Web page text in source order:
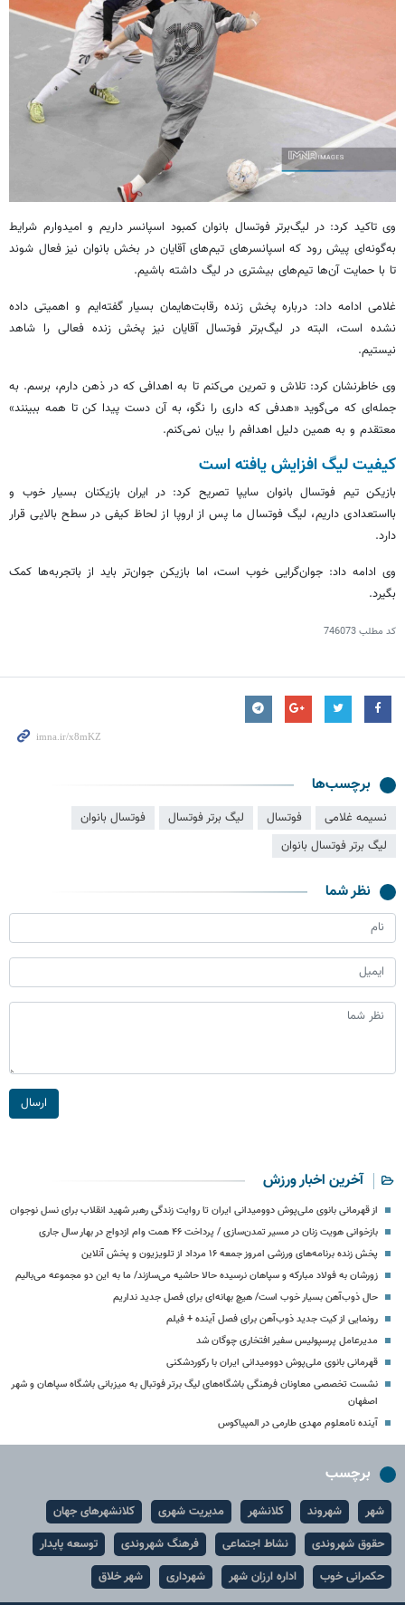
وی تاکید کرد: در لیگ‌برتر فوتسال بانوان کمبود اسپانسر داریم و امیدوارم شرایط
به‌گونه‌ای پیش رود که اسپانسرهای تیم‌های آقایان در بخش بانوان نیز فعال شوند
تا با حمایت آن‌ها تیم‌های بیشتری در لیگ داشته باشیم.
غلامی ادامه داد: درباره پخش زنده رقابت‌هایمان بسیار گفته‌ایم و اهمیتی داده
نشده است، البته در لیگ‌برتر فوتسال آقایان نیز پخش زنده فعالی را شاهد
نیستیم.
وی خاطرنشان کرد: تلاش و تمرین می‌کنم تا به اهدافی که در ذهن دارم، برسم. به
جمله‌ای که می‌گوید «هدفی که داری را نگو، به آن دست پیدا کن تا همه ببینند»
معتقدم و به همین دلیل اهدافم را بیان نمی‌کنم.
کیفیت لیگ افزایش یافته است
بازیکن تیم فوتسال بانوان سایپا تصریح کرد: در ایران بازیکنان بسیار خوب و
بااستعدادی داریم، لیگ فوتسال ما پس از اروپا از لحاظ کیفی در سطح بالایی قرار
دارد.
وی ادامه داد: جوان‌گرایی خوب است، اما بازیکن جوان‌تر باید از باتجربه‌ها کمک
بگیرد.
کد مطلب746073
برچسب‌ها
نسیمه غلامی فوتسال لیگ برتر فوتسال
فوتسال بانوان
لیگ برتر فوتسال بانوان
نظر شما
ارسال
آخرین اخبار ورزش
از قهرمانی بانوی ملی‌پوش دوومیدانی ایران تا روایت زندگی رهبر شهید انقلاب برای نسل نوجوان
بازخوانی هویت زنان در مسیر تمدن‌سازی / پرداخت ۴۶ همت وام ازدواج در بهار سال جاری
پخش زنده برنامه‌های ورزشی امروز جمعه ۱۶ مرداد از تلویزیون و پخش آنلاین
زورشان به فولاد مبارکه و سپاهان نرسیده حالا حاشیه می‌سازند/ ما به این دو مجموعه می‌بالیم
حال ذوب‌آهن بسیار خوب است/ هیچ بهانه‌ای برای فصل جدید نداریم
رونمایی از کیت جدید ذوب‌آهن برای فصل آینده + فیلم
مدیرعامل پرسپولیس سفیر افتخاری چوگان شد
قهرمانی بانوی ملی‌پوش دوومیدانی ایران با رکوردشکنی
نشست تخصصی معاونان فرهنگی باشگاه‌های لیگ برتر فوتبال به میزبانی باشگاه سپاهان و شهر
اصفهان
آینده نامعلوم مهدی طارمی در المپیاکوس
برچسب
شهر شهروند کلانشهر مدیریت شهری
کلانشهرهای جهان
حقوق شهروندی
نشاط اجتماعی فرهنگ شهروندی
توسعه پایدار
حکمرانی خوب
اداره ارزان شهر شهرداری شهر خلاق